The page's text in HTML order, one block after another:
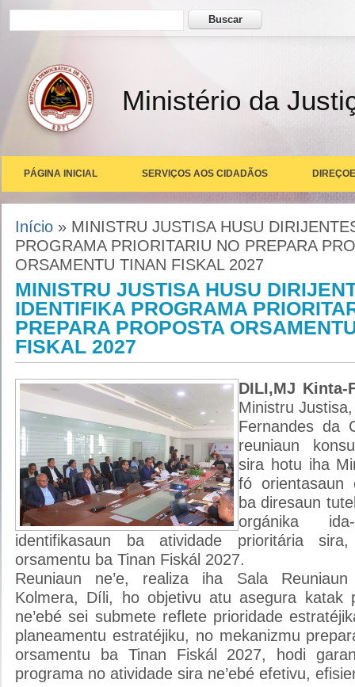
Formulário de busca Buscar
Ministério da
PÁGINA INICIAL SERVIÇOS AOS CIDADÃOS
Você está aqui
Início » MINISTRU JUSTISA HUSU
PROGRAMA PRIORITARIU NO PREPARA
ORSAMENTU TINAN FISKAL 2027
MINISTRU JUSTISA HUSU
IDENTIFIKA PROGRAMA
PREPARA PROPOSTA
FISKAL 2027
DILI,MJ Kinta-
Ministru
Fernandes da
reuniaun
sira hotu iha
fó orientasaun
ba diresaun
orgánika
identifikasaun ba atividade prioritária
orsamentu ba Tinan Fiskál 2027.
Reuniaun ne’e, realiza iha Sala
Kolmera, Díli, ho objetivu atu asegura katak
ne’ebé sei submete reflete prioridade
planeamentu estratéjiku, no mekanizmu
orsamentu ba Tinan Fiskál 2027, hodi
programa no atividade sira ne’ebé efetivu,